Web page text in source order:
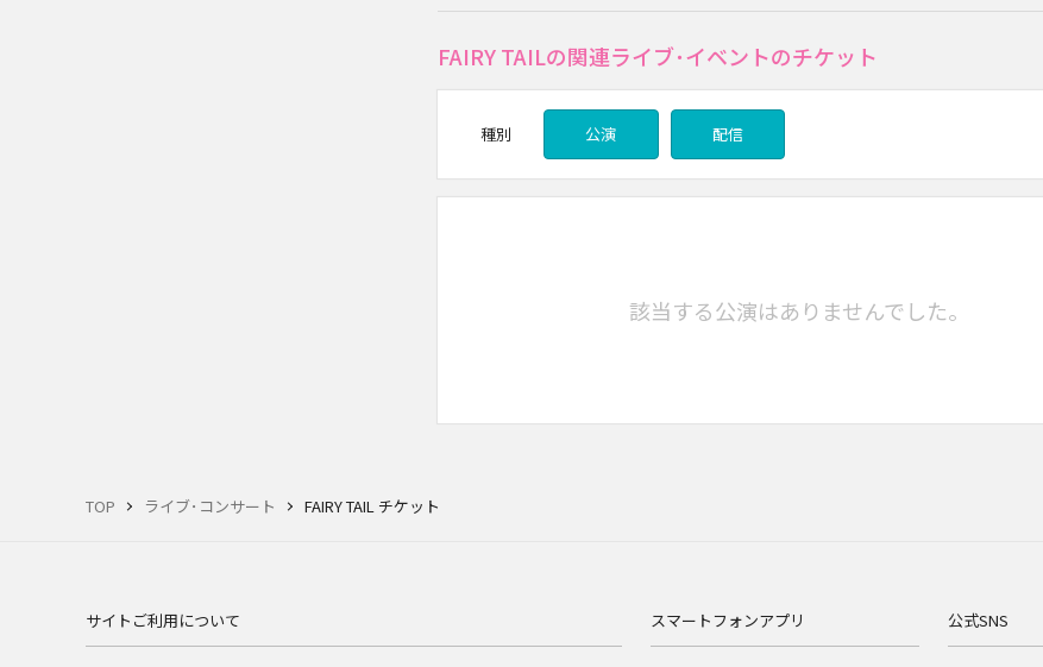
TOP ライブ･コンサート FAIRY TAIL チケット
FAIRY TAILの関連ライブ･イベントのチケット
種別 公演 配信
該当する公演はありませんでした。
サイトご利用について スマートフォンアプリ 公式SNS